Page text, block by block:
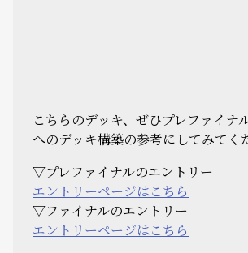
こちらのデッキ、ぜひプレファイナ
へのデッキ構築の参考にしてみてく
▽プレファイナルのエントリー
エントリーページはこちら
▽ファイナルのエントリー
エントリーページはこちら